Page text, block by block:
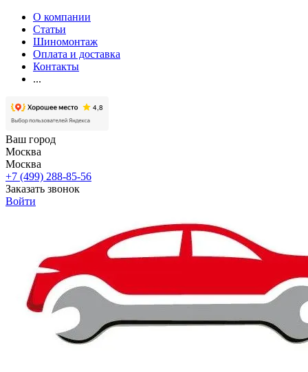
О компании
Статьи
Шиномонтаж
Оплата и доставка
Контакты
...
Ваш город
Москва
Москва
+7 (499) 288-85-56
Заказать звонок
Войти